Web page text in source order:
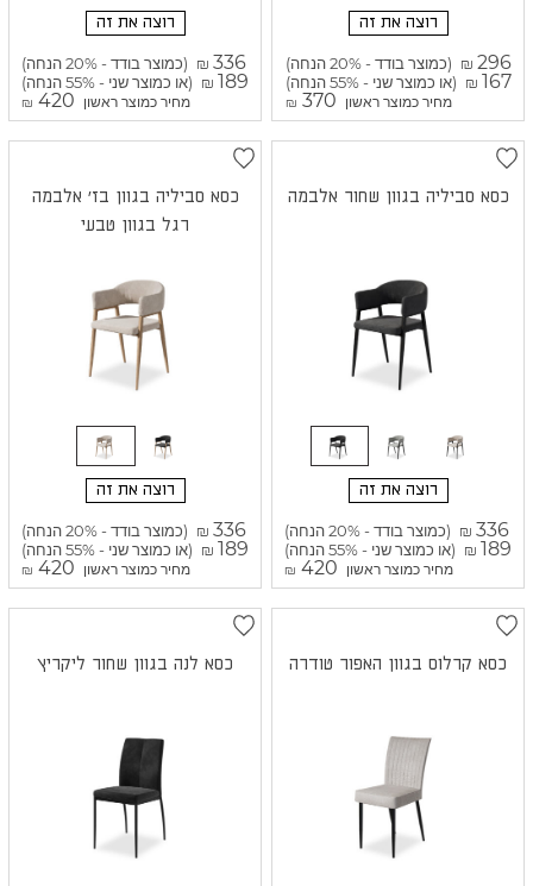
רוצה את זה
₪ 296 (כמוצר בודד - 20% הנחה)
₪ 167 (או כמוצר שני - 55% הנחה)
מחיר כמוצר ראשון ₪ 370
רוצה את זה
₪ 336 (כמוצר בודד - 20% הנחה)
₪ 189 (או כמוצר שני - 55% הנחה)
מחיר כמוצר ראשון ₪ 420
כסא סביליה בגוון שחור אלבמה
רוצה את זה
₪ 336 (כמוצר בודד - 20% הנחה)
₪ 189 (או כמוצר שני - 55% הנחה)
מחיר כמוצר ראשון ₪ 420
כסא סביליה בגוון בז' אלבמה
רגל בגוון טבעי
רוצה את זה
₪ 336 (כמוצר בודד - 20% הנחה)
₪ 189 (או כמוצר שני - 55% הנחה)
מחיר כמוצר ראשון ₪ 420
כסא קרלוס בגוון האפור טודרה כסא לנה בגוון שחור ליקריץ